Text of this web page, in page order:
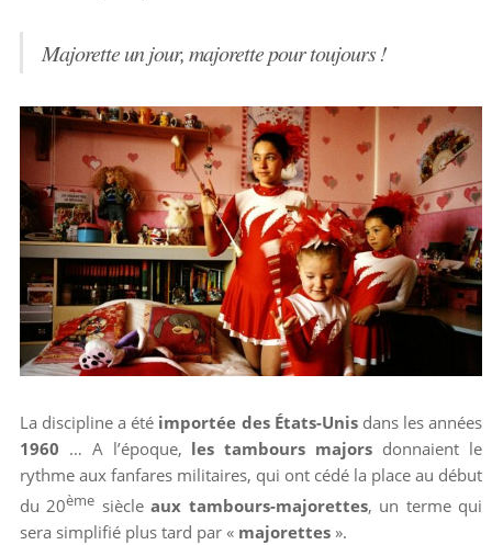
Majorette un jour, majorette pour toujours !
La discipline a été importée des États-Unisdans les années
1960 … A l’époque, les tambours majors donnaient le
rythme aux fanfares militaires, qui ont cédé la place au début
du 20ème siècleaux tambours-majorettes, un terme qui
sera simplifié plus tard par «majorettes».